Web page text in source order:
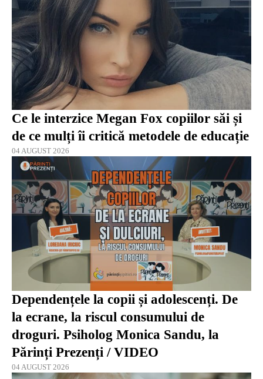
Ce le interzice Megan Fox copiilor săi și
de ce mulți îi critică metodele de educație
04 AUGUST 2026
Dependențele la copii și adolescenți. De
la ecrane, la riscul consumului de
droguri. Psiholog Monica Sandu, la
Părinți Prezenți / VIDEO
04 AUGUST 2026